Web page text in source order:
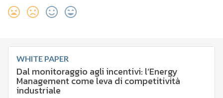
WHITE PAPER
Dal monitoraggio agli incentivi: l’Energy
Management come leva di competitività
industriale